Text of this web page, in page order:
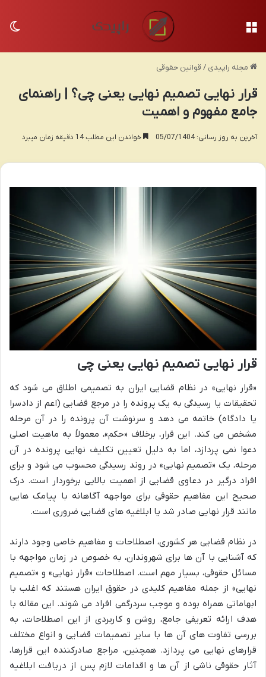
مجله راپیدی / قوانین حقوقی
قرار نهایی تصمیم نهایی یعنی چی؟ | راهنمای
جامع مفهوم و اهمیت
آخرین به روز رسانی: 05/07/1404 خواندن این مطلب 14 دقیقه زمان میبرد
قرار نهایی تصمیم نهایی یعنی چی
«قرار نهایی» در نظام قضایی ایران به تصمیمی اطلاق می شود که
تحقیقات یا رسیدگی به یک پرونده را در مرجع قضایی (اعم از دادسرا
یا دادگاه) خاتمه می دهد و سرنوشت آن پرونده را در آن مرحله
مشخص می کند. این قرار، برخلاف «حکم»، معمولاً به ماهیت اصلی
دعوا نمی پردازد، اما به دلیل تعیین تکلیف نهایی پرونده در آن
مرحله، یک «تصمیم نهایی» در روند رسیدگی محسوب می شود و برای
افراد درگیر در دعاوی قضایی از اهمیت بالایی برخوردار است. درک
صحیح این مفاهیم حقوقی برای مواجهه آگاهانه با پیامک هایی
مانند قرار نهایی صادر شد یا ابلاغیه های قضایی ضروری است.
در نظام قضایی هر کشوری، اصطلاحات و مفاهیم خاصی وجود دارند
که آشنایی با آن ها برای شهروندان، به خصوص در زمان مواجهه با
مسائل حقوقی، بسیار مهم است. اصطلاحات «قرار نهایی» و «تصمیم
نهایی» از جمله مفاهیم کلیدی در حقوق ایران هستند که اغلب با
ابهاماتی همراه بوده و موجب سردرگمی افراد می شوند. این مقاله با
هدف ارائه تعریفی جامع، روشن و کاربردی از این اصطلاحات، به
بررسی تفاوت های آن ها با سایر تصمیمات قضایی و انواع مختلف
قرارهای نهایی می پردازد. همچنین، مراجع صادرکننده این قرارها،
آثار حقوقی ناشی از آن ها و اقدامات لازم پس از دریافت ابلاغیه